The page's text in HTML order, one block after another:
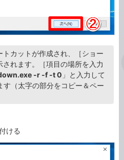
カットが作成され、［ショー
されます。［項目の場所を入力
-r -f -t 0 」と入力して
す（太字の部分をコピー＆ペー
ける